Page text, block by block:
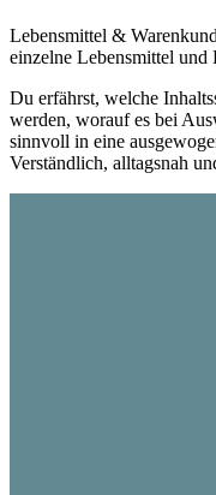
Lebensmittel &
einzelne Lebensmittel und
Du erfährst, welche
werden, worauf es bei
sinnvoll in eine
Verständlich, alltagsnah